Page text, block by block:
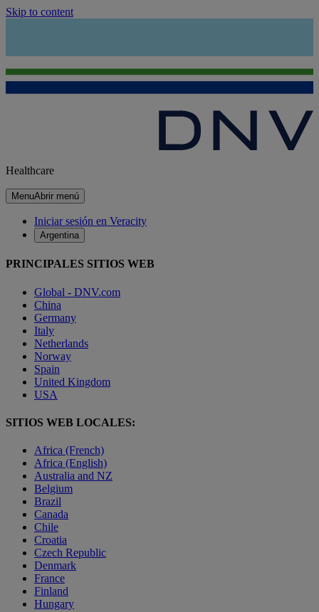
Skip to content
Healthcare
MenuAbrir menú
Iniciar sesión en Veracity
Argentina
PRINCIPALES SITIOS WEB
Global - DNV.com
China
Germany
Italy
Netherlands
Norway
Spain
United Kingdom
USA
SITIOS WEB LOCALES:
Africa (French)
Africa (English)
Australia and NZ
Belgium
Brazil
Canada
Chile
Croatia
Czech Republic
Denmark
France
Finland
Hungary